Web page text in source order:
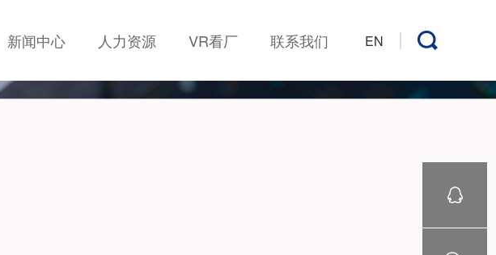
新闻中心 人力资源 VR看厂 联系我们 EN